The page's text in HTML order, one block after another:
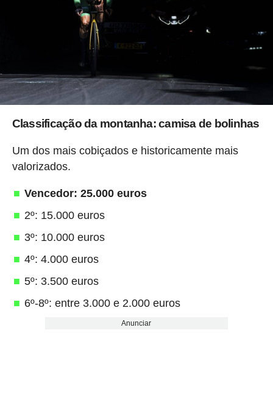
Classificação da montanha: camisa de bolinhas
Um dos mais cobiçados e historicamente mais
valorizados.
Vencedor: 25.000 euros
2º: 15.000 euros
3º: 10.000 euros
4º: 4.000 euros
5º: 3.500 euros
6º-8º: entre 3.000 e 2.000 euros
Anunciar